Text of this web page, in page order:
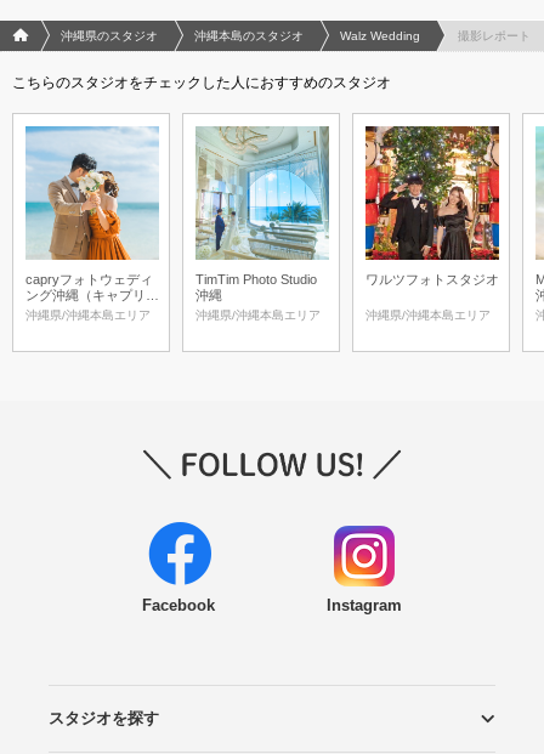
フォトウエディング/結婚写真のPhotorait ホーム
沖縄県のスタジオ 沖縄本島のスタジオ Walz Wedding 撮影レポート
こちらのスタジオをチェックした人におすすめのスタジオ
capryフォトウェディ
ング沖縄（キャプリィ
フォトウェディング沖
沖縄県/沖縄本島エリア
TimTim Photo Studio
沖縄
沖縄県/沖縄本島エリア
ワルツフォトスタジオ
沖縄県/沖縄本島エリア
Facebook Instagram
スタジオを探す